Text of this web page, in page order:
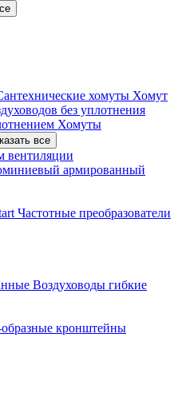
хомуты Хомут
без уплотнения
Хомуты
все
вентиляции
армированный
Частотные преобразователи
Воздуховоды гибкие
кронштейны